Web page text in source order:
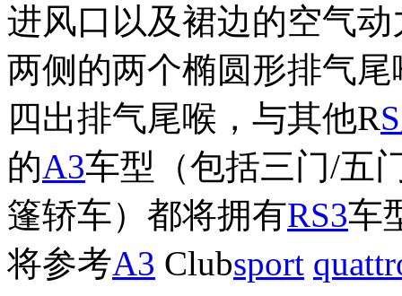
进风口以及裙边的空气
两侧的两个椭圆形排气
四出排气尾喉，与其他R
的A3车型（包括三门/五
篷轿车）都将拥有RS3车
将参考A3 Clubsport